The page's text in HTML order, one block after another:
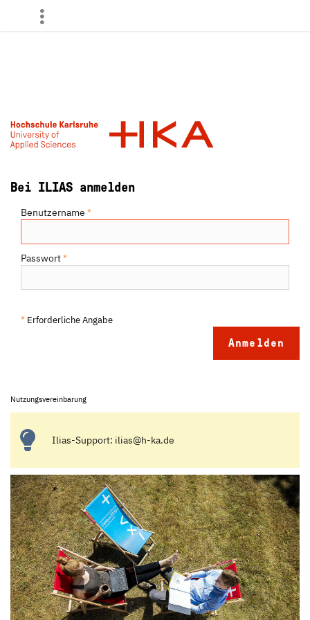
Bei ILIAS anmelden
Benutzername *
Passwort*
* Erforderliche Angabe
Nutzungsvereinbarung
Ilias-Support: ilias@h-ka.de